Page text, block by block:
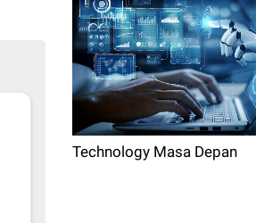
Technology Masa Depan